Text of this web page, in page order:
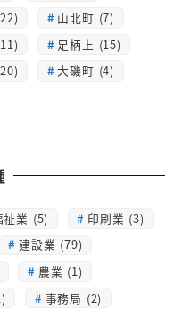
山北町 (7)
足柄上 (15)
大磯町 (4)
祉業 (5)
印刷業 (3)
建設業 (79)
農業 (1)
事務局 (2)